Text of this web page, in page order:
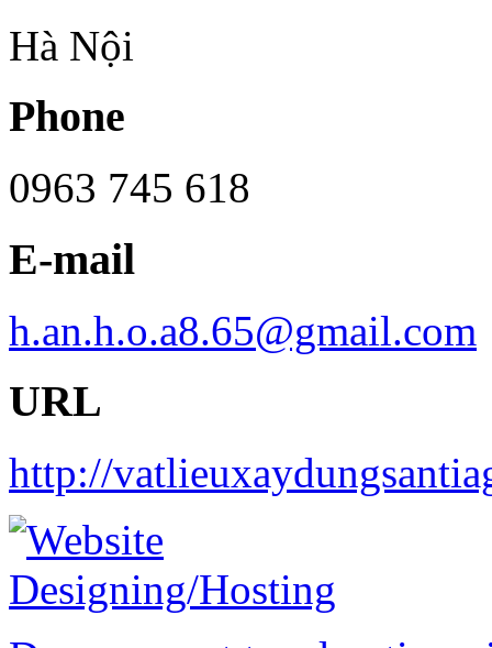
Hà Nội
Phone
0963 745 618
E-mail
h.an.h.o.a8.65@gmail.com
URL
http://